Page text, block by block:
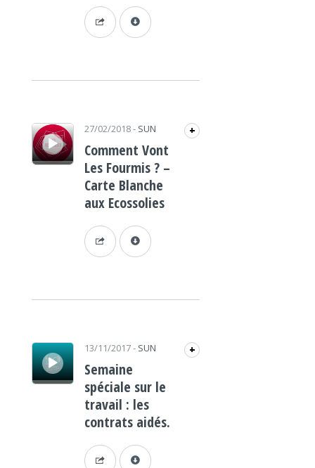
Lecteur audio 27/02/2018- SUN +
Comment Vont
Les Fourmis ? –
Carte Blanche
aux Ecossolies
Lecteur audio 13/11/2017- SUN +
Semaine
spéciale sur le
travail : les
contrats aidés.